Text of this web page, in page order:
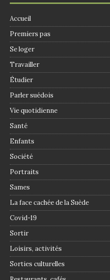
Accueil
Premiers pas
Se loger
Travailler
Étudier
Parler suédois
Vie quotidienne
Santé
Enfants
Société
Portraits
Sames
La face cachée de la Suède
Covid-19
Sortir
Loisirs, activités
Sorties culturelles